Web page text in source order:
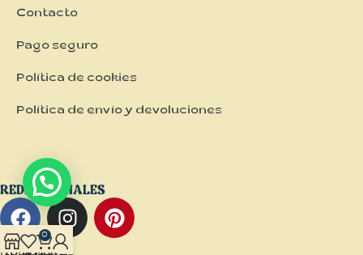
Contacto
Pago seguro
Política de cookies
Política de envío y devoluciones
REDES SOCIALES
0